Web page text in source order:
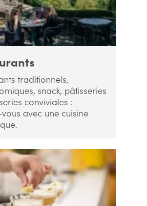
traditionnels,
snack, pâtisseries
conviviales :
avec une cuisine